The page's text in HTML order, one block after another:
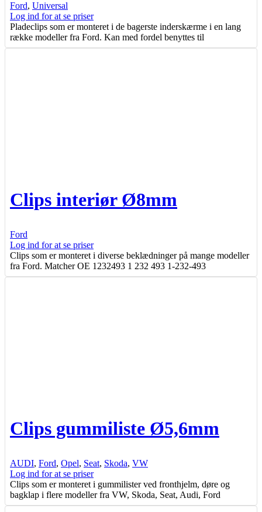
Ford, Universal
Log ind for at se priser
Pladeclips som er monteret i de bagerste inderskærme i en lang
række modeller fra Ford. Kan med fordel benyttes til
Clips interiør Ø8mm
Ford
Log ind for at se priser
Clips som er monteret i diverse beklædninger på mange modeller
fra Ford. Matcher OE 1232493 1 232 493 1-232-493
Clips gummiliste Ø5,6mm
AUDI, Ford, Opel, Seat, Skoda, VW
Log ind for at se priser
Clips som er monteret i gummilister ved fronthjelm, døre og
bagklap i flere modeller fra VW, Skoda, Seat, Audi, Ford